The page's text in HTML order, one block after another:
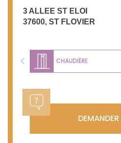
3 ALLEE ST ELOI
37600, ST FLOVIER
CHAUDIÈRE
Previous